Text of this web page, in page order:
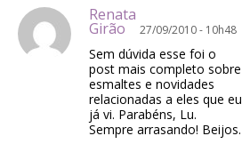
Renata
Girão 27/09/2010 - 10h48
Sem dúvida esse foi o
post mais completo sobre
esmaltes e novidades
relacionadas a eles que eu
já vi. Parabéns, Lu.
Sempre arrasando! Beijos.